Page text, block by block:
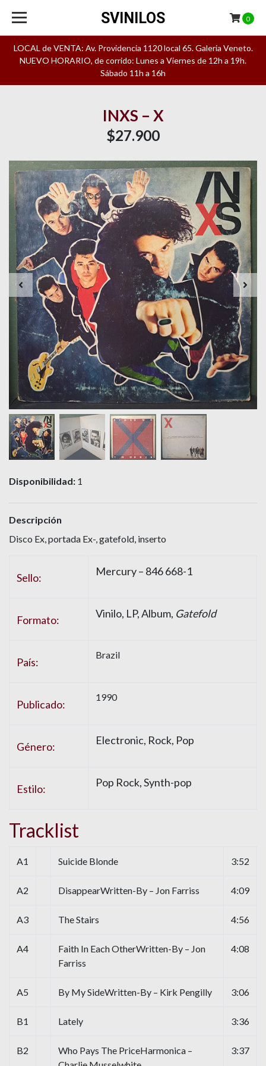
LOCAL de VENTA: Av. Providencia 1120 local 65. Galeria Veneto.
NUEVO HORARIO, de corrido: Lunes a Viernes de 12h a 19h.
Sábado 11h a 16h
SVINILOS 0
INXS – X
$27.900
Disponibilidad: 1
Descripción
Disco Ex, portada Ex-, gatefold, inserto
Sello: Mercury – 846 668-1
Formato: Vinilo, LP, Album, Gatefold
País:
Brazil
Publicado:
1990
Género: Electronic, Rock, Pop
Estilo: Pop Rock, Synth-pop
Tracklist
A1 Suicide Blonde 3:52
A2 DisappearWritten-By – Jon Farriss 4:09
A3 The Stairs 4:56
A4
Faith In Each OtherWritten-By – Jon
Farriss
4:08
A5 By My SideWritten-By – Kirk Pengilly 3:06
B1 Lately 3:36
B2
Who Pays The PriceHarmonica –
3:37